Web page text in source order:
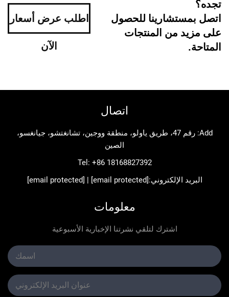
للحصول
من المنتجات
اطلب عرض أسعار
Add: رقم 47، طريق ياولو، منطقة ووجين، تشانغتشو، جيانغسو،
Tel:+86 18168827392
الإلكتروني:[email protected]
|
[email protected]
معلومات
اشترك لتلقي نشرتنا الإخبارية الأسبوعية